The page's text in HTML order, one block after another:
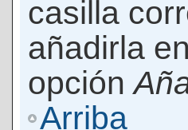
casilla
añadirla
opción
Arriba